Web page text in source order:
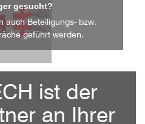
gesucht?
auch Beteiligungs- bzw.
geführt werden.
ist der
an Ihrer